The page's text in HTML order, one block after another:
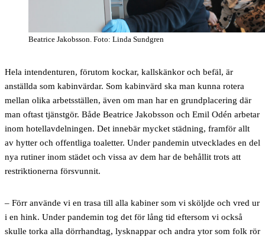
Beatrice Jakobsson. Foto: Linda Sundgren
Hela intendenturen, förutom kockar, kallskänkor och befäl, är
anställda som kabinvärdar. Som kabinvärd ska man kunna rotera
mellan olika arbetsställen, även om man har en grundplacering där
man oftast tjänstgör. Både Beatrice Jakobsson och Emil Odén arbetar
inom hotellavdelningen. Det innebär mycket städning, framför allt
av hytter och offentliga toaletter. Under pandemin utvecklades en del
nya rutiner inom städet och vissa av dem har de behållit trots att
restriktionerna försvunnit.
– Förr använde vi en trasa till alla kabiner som vi sköljde och vred ur
i en hink. Under pandemin tog det för lång tid eftersom vi också
skulle torka alla dörrhandtag, lysknappar och andra ytor som folk rör